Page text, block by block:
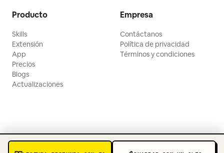
Producto
Skills
Extensión
App
Precios
Blogs
Actualizaciones
Empresa
Contáctanos
Política de privacidad
Términos y condiciones